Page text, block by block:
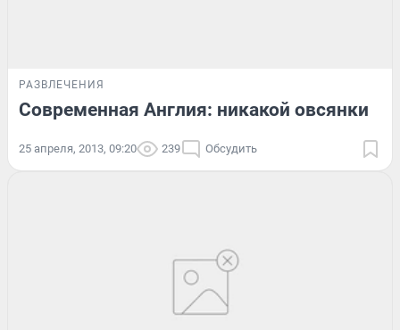
РАЗВЛЕЧЕНИЯ
Современная Англия: никакой овсянки
25 апреля, 2013, 09:20 239 Обсудить